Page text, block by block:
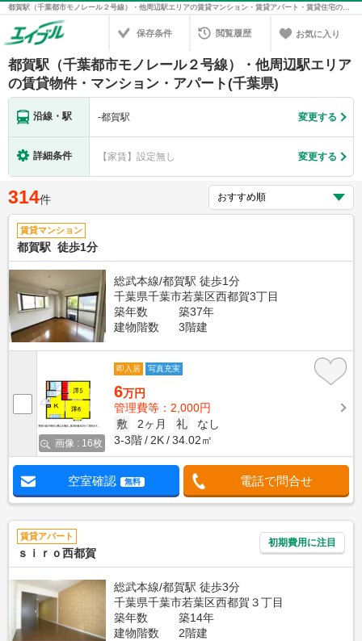
都賀駅（千葉都市モノレール２号線）・他周辺駅エリアの賃貸マンション・賃貸アパート・賃貸住宅の不動産情報を検索！不動産賃貸の物件探しは、お部屋探しのエイブル
保存条件 閲覧履歴 お気に入り
都賀駅（千葉都市モノレール２号線）・他周辺駅エリア
の賃貸物件・マンション・アパート(千葉県)
沿線・駅 -都賀駅 変更する
詳細条件 【家賃】設定無し 変更する
314件
賃貸マンション
都賀駅 徒歩1分
総武本線/都賀駅 徒歩1分
千葉県千葉市若葉区西都賀3丁目
築年数
築37年
建物階数
3階建
画像 : 16枚
即入居 写真充実
6万円
管理費等：2,000円
敷
2ヶ月 礼
なし
3-3階
2K 34.02㎡
空室確認 無料 電話で問合せ
賃貸アパート
ｓｉｒｏ西都賀
初期費用に注目
総武本線/都賀駅 徒歩3分
千葉県千葉市若葉区西都賀３丁目
築年数
築14年
建物階数
2階建